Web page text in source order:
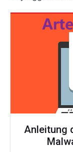
Anleitung